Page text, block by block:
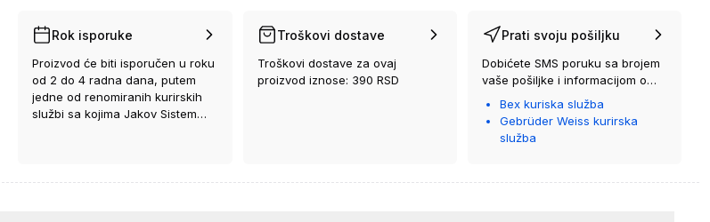
Rok isporuke
Proizvod će biti isporučen u roku
od 2 do 4 radna dana, putem
jedne od renomiranih kurirskih
službi sa kojima Jakov Sistem
Troškovi dostave
Troškovi dostave za ovaj
proizvod iznose: 390 RSD
Prati svoju pošiljku
Dobićete SMS poruku sa brojem
vaše pošiljke i informacijom o
kurirskoj službi koja će vam je
Bex kuriska služba
Gebrüder Weiss kurirska
služba